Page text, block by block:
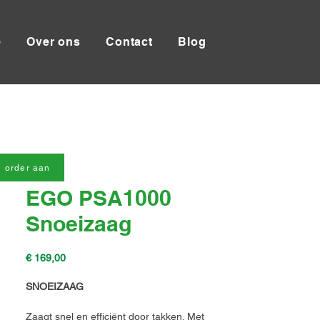
Over ons Contact Blog
EGO PSA1000
Snoeizaag
€ 169,00Prijs
SNOEIZAAG
Zaagt snel en efficiënt door takken. Met
order aan